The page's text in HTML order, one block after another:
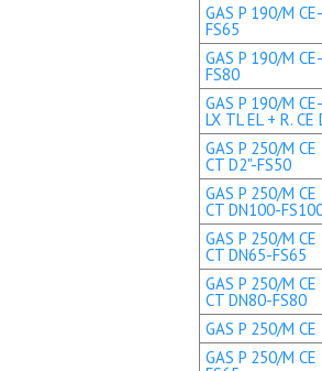
GAS P 190/M
FS65
GAS P 190/M
FS80
GAS P 190/M CE-
LX TL EL + R.
GAS P 250/M CE
CT D2"-FS50
GAS P 250/M CE
CT DN100-
GAS P 250/M CE
CT DN65-FS65
GAS P 250/M CE
CT DN80-FS80
GAS P 250/M CE
GAS P 250/M